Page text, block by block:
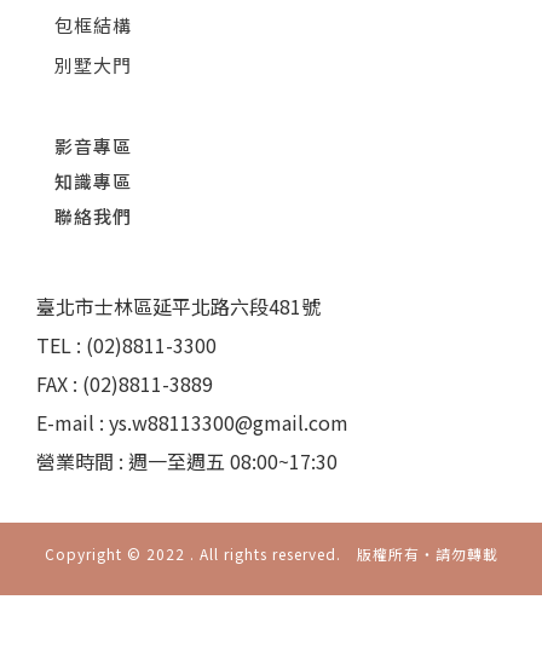
包框結構
別墅大門
影音專區
知識專區
聯絡我們
臺北市士林區延平北路六段481號
TEL : (02)8811-3300
FAX : (02)8811-3889
E-mail : ys.w88113300@gmail.com
營業時間 : 週一至週五 08:00~17:30
Copyright © 2022 . All rights reserved. 版權所有‧請勿轉載